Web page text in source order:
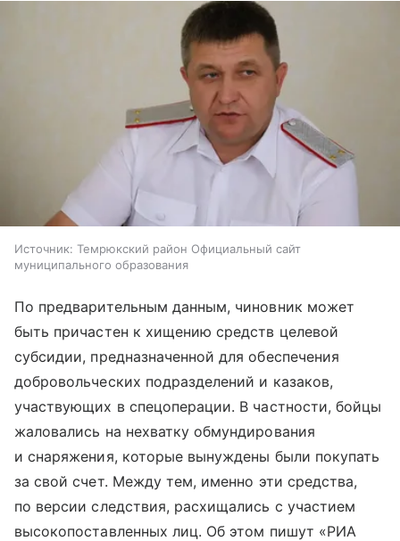
Источник: Темрюкский район Официальный сайт
муниципального образования
По предварительным данным, чиновник может
быть причастен к хищению средств целевой
субсидии, предназначенной для обеспечения
добровольческих подразделений и казаков,
участвующих в спецоперации. В частности, бойцы
жаловались на нехватку обмундирования
и снаряжения, которые вынуждены были покупать
за свой счет. Между тем, именно эти средства,
по версии следствия, расхищались с участием
высокопоставленных лиц. Об этом пишут «РИА